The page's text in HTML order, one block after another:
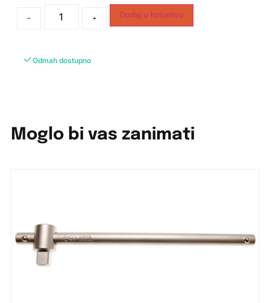
- + Dodaj u košaricu
Odmah dostupno
Moglo bi vas zanimati